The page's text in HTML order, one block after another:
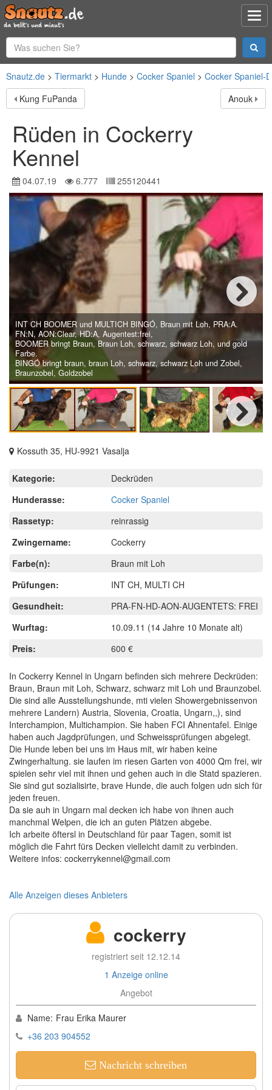
Snautz.de Tiermarkt Hunde Cocker Spaniel
Cocker Spaniel-
Kung FuPanda
Anouk
Rüden in Cockerry
Kennel
04.07.19 6.777 255120441
INT CH BOOMER und MULTICH BINGÓ, Braun mit Loh, PRA:A.
FN:N, AON:Clear, HD:A, Augentest:frei,
BOOMER bringt Braun, Braun Loh, schwarz, schwarz Loh, und gold
Farbe.
BINGÓ bringt braun, braun Loh, schwarz, schwarz Loh und Zobel,
Braunzobel, Goldzobel
Next
Next
Kossuth 35, HU-9921 Vasalja
Kategorie:
Deckrüden
Hunderasse:
Cocker Spaniel
Rassetyp:
reinrassig
Zwingername:
Cockerry
Farbe(n):
Braun mit Loh
Prüfungen:
INT CH, MULTI CH
Gesundheit:
PRA-FN-HD-AON-AUGENTETS: FREI
Wurftag:
10.09.11 (14 Jahre 10 Monate alt)
Preis:
600 €
In Cockerry Kennel in Ungarn befinden sich mehrere Deckrüden:
Braun, Braun mit Loh, Schwarz, schwarz mit Loh und Braunzobel.
Die sind alle Ausstellungshunde, mti vielen Showergebnissenvon
mehrere Landern) Austria, Slovenia, Croatia, Ungarn,,), sind
Interchampion, Multichampion. Sie haben FCI Ahnentafel. Einige
haben auch Jagdprüfungen, und Schweissprüfungen abgelegt.
Die Hunde leben bei uns im Haus mit, wir haben keine
Zwingerhaltung. sie laufen im riesen Garten von 4000 Qm frei, wir
spielen sehr viel mit ihnen und gehen auch in die Statd spazieren.
Sie sind gut sozialisirte, brave Hunde, die auch folgen udn sich für
jeden freuen.
Da sie auh in Ungarn mal decken ich habe von ihnen auch
manchmal Welpen, die ich an guten Plätzen abgebe.
Ich arbeite öftersl in Deutschland für paar Tagen, somit ist
möglich die Fahrt fürs Decken vielleicht damit zu verbinden.
Weitere infos: cockerrykennel@gmail.com
Alle Anzeigen dieses Anbieters
cockerry
registriert seit 12.12.14
1 Anzeige online
Angebot
Name: Frau Erika Maurer
+36 203 904552
Nachricht schreiben